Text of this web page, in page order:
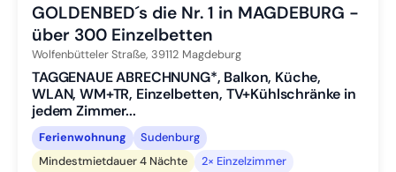
GOLDENBED´s die Nr. 1 in MAGDEBURG -
über 300 Einzelbetten
Wolfenbütteler Straße, 39112 Magdeburg
TAGGENAUE ABRECHNUNG*, Balkon, Küche,
WLAN, WM+TR, Einzelbetten, TV+Kühlschränke in
jedem Zimmer...
Ferienwohnung
Sudenburg
Mindestmietdauer 4 Nächte
2× Einzelzimmer